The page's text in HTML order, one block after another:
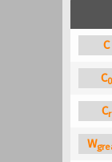
C
C0
Cr
W